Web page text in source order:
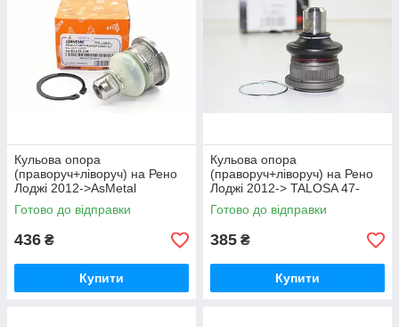
Кульова опора
(праворуч+ліворуч) на Рено
Лоджі 2012->AsMetal
(Туреччина) 10RN5560
Готово до відправки
436 ₴
Купити
Кульова опора
(праворуч+ліворуч) на Рено
Лоджі 2012-> TALOSA 47-
08677
Готово до відправки
385 ₴
Купити